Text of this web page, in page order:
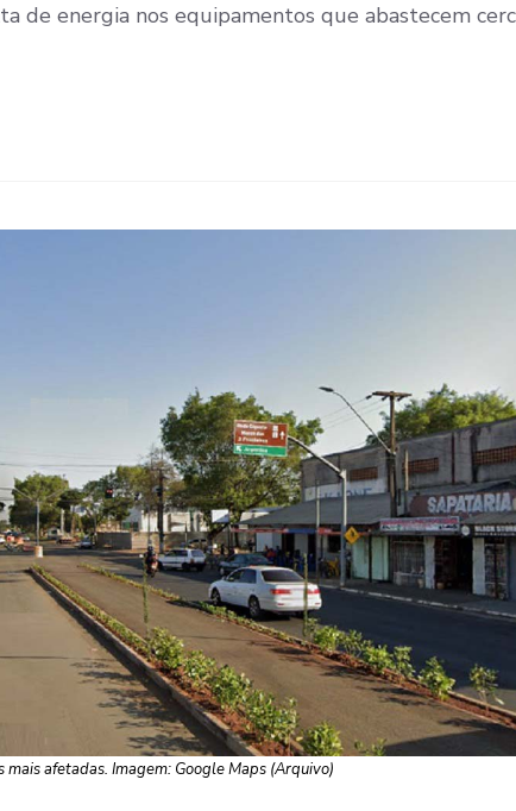
de energia nos equipamentos que abastecem
mais afetadas. Imagem: Google Maps (Arquivo)